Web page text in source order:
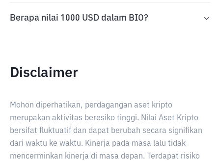
Berapa nilai 1000 USD dalam BIO?
Disclaimer
Mohon diperhatikan, perdagangan aset kripto
merupakan aktivitas beresiko tinggi. Nilai Aset Kripto
bersifat fluktuatif dan dapat berubah secara signifikan
dari waktu ke waktu. Kinerja pada masa lalu tidak
mencerminkan kinerja di masa depan. Terdapat risiko